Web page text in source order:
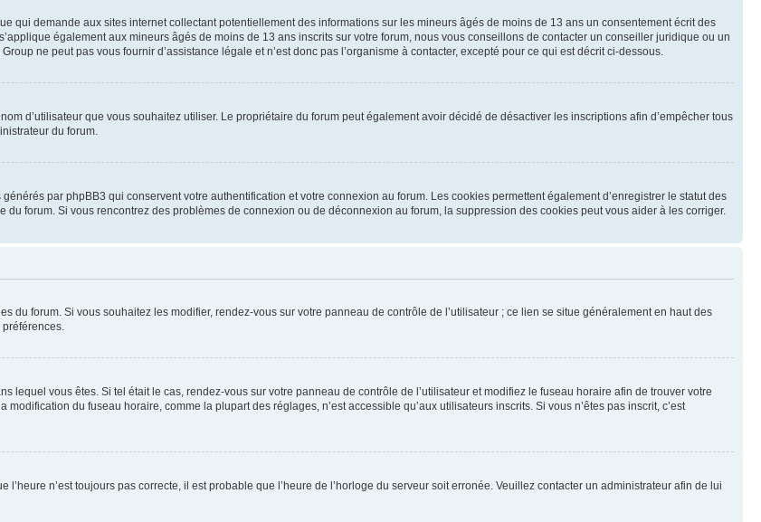
qui demande aux sites internet collectant potentiellement des informations sur les mineurs âgés de moins de 13 ans un consentement écrit des
également aux mineurs âgés de moins de 13 ans inscrits sur votre forum, nous vous conseillons de contacter un conseiller juridique ou un
ne peut pas vous fournir d’assistance légale et n’est donc pas l’organisme à contacter, excepté pour ce qui est décrit ci-dessous.
d’utilisateur que vous souhaitez utiliser. Le propriétaire du forum peut également avoir décidé de désactiver les inscriptions afin d’empêcher tous
du forum.
par phpBB3 qui conservent votre authentification et votre connexion au forum. Les cookies permettent également d’enregistrer le statut des
forum. Si vous rencontrez des problèmes de connexion ou de déconnexion au forum, la suppression des cookies peut vous aider à les corriger.
du forum. Si vous souhaitez les modifier, rendez-vous sur votre panneau de contrôle de l’utilisateur ; ce lien se situe généralement en haut des
lequel vous êtes. Si tel était le cas, rendez-vous sur votre panneau de contrôle de l’utilisateur et modifiez le fuseau horaire afin de trouver votre
du fuseau horaire, comme la plupart des réglages, n’est accessible qu’aux utilisateurs inscrits. Si vous n’êtes pas inscrit, c’est
l’heure n’est toujours pas correcte, il est probable que l’heure de l’horloge du serveur soit erronée. Veuillez contacter un administrateur afin de lui